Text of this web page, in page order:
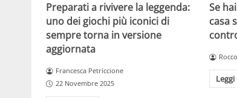
Preparati a rivivere la leggenda:
uno dei giochi più iconici di
sempre torna in versione
aggiornata
Francesca Petriccione
22 Novembre 2025
Se
casa